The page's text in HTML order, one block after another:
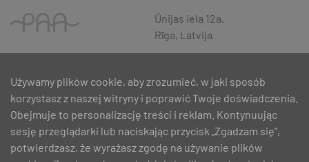
Ūnijas iela 12a,
Rīga, Latvija
Używamy plików cookie, aby zrozumieć, w jaki sposób
korzystasz z naszej witryny i poprawić Twoje doświadczenia.
Obejmuje to personalizację treści i reklam. Kontynuując
sesję przeglądarki lub naciskając przycisk „Zgadzam się”,
potwierdzasz, że wyrażasz zgodę na używanie plików